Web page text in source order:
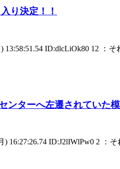
り決定！！
ID:dlcLiOk80 12 ：
ンターへ左遷されていた
16:27:26.74 ID:J2lIWlPw0 2 ：